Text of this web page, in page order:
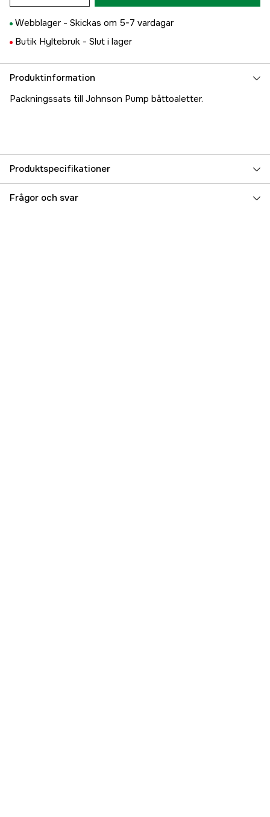
Webblager - Skickas om 5-7 vardagar
Butik Hyltebruk - Slut i lager
Produktinformation
Packningssats till Johnson Pump båttoaletter.
Produktspecifikationer
Referensnummer 5000022031
Frågor och svar